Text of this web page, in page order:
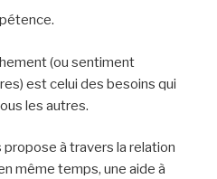
(ou sentiment
est celui des besoins qui
les autres.
propose à travers la relation
même temps, une aide à